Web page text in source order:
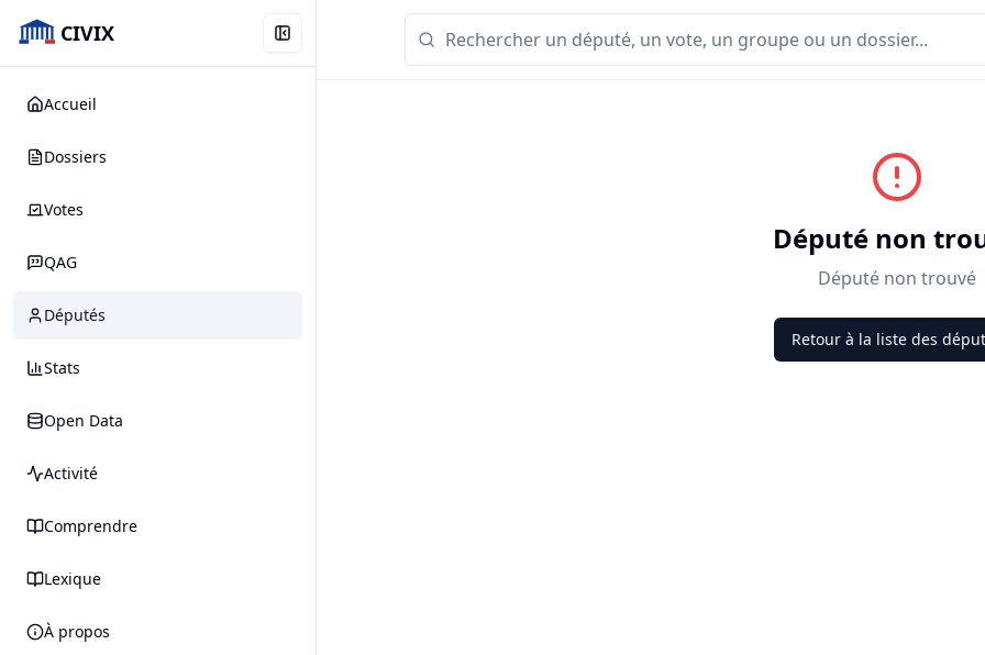
CIVIX
Accueil
Dossiers
Votes
QAG
Députés
Stats
Open Data
Activité
Comprendre
Lexique
À propos
Député non
Député non trouvé
Retour à la liste des